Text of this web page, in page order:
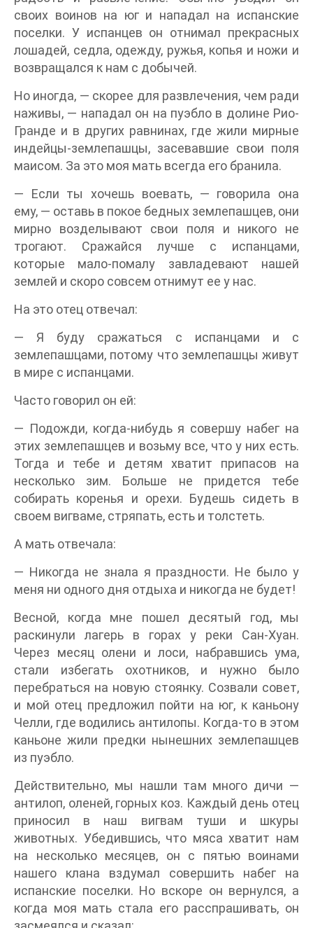
своих воинов на юг и нападал на испанские
поселки. У испанцев он отнимал прекрасных
лошадей, седла, одежду, ружья, копья и ножи и
возвращался к нам с добычей.
Но иногда, — скорее для развлечения, чем ради
наживы, — нападал он на пуэбло в долине Рио-
Гранде и в других равнинах, где жили мирные
индейцы-землепашцы, засевавшие свои поля
маисом. За это моя мать всегда его бранила.
— Если ты хочешь воевать, — говорила она
ему, — оставь в покое бедных землепашцев, они
мирно возделывают свои поля и никого не
трогают. Сражайся лучше с испанцами,
которые мало-помалу завладевают нашей
землей и скоро совсем отнимут ее у нас.
На это отец отвечал:
— Я буду сражаться с испанцами и с
землепашцами, потому что землепашцы живут
в мире с испанцами.
Часто говорил он ей:
— Подожди, когда-нибудь я совершу набег на
этих землепашцев и возьму все, что у них есть.
Тогда и тебе и детям хватит припасов на
несколько зим. Больше не придется тебе
собирать коренья и орехи. Будешь сидеть в
своем вигваме, стряпать, есть и толстеть.
А мать отвечала:
— Никогда не знала я праздности. Не было у
меня ни одного дня отдыха и никогда не будет!
Весной, когда мне пошел десятый год, мы
раскинули лагерь в горах у реки Сан-Хуан.
Через месяц олени и лоси, набравшись ума,
стали избегать охотников, и нужно было
перебраться на новую стоянку. Созвали совет,
и мой отец предложил пойти на юг, к каньону
Челли, где водились антилопы. Когда-то в этом
каньоне жили предки нынешних землепашцев
из пуэбло.
Действительно, мы нашли там много дичи —
антилоп, оленей, горных коз. Каждый день отец
приносил в наш вигвам туши и шкуры
животных. Убедившись, что мяса хватит нам
на несколько месяцев, он с пятью воинами
нашего клана вздумал совершить набег на
испанские поселки. Но вскоре он вернулся, а
когда моя мать стала его расспрашивать, он